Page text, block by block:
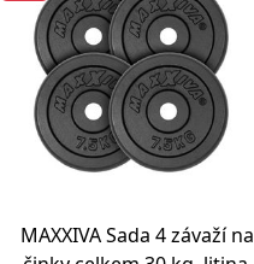
MAXXIVA Sada 4 závaží na